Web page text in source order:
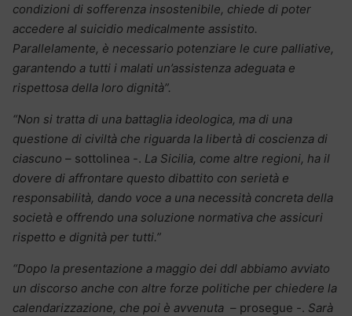
condizioni di sofferenza insostenibile, chiede di poter
accedere al suicidio medicalmente assistito.
Parallelamente, è necessario potenziare le cure palliative,
garantendo a tutti i malati un’assistenza adeguata e
rispettosa della loro dignità”.
“Non si tratta di una battaglia ideologica, ma di una
questione di civiltà che riguarda la libertà di coscienza di
ciascuno – sottolinea -. La Sicilia, come altre regioni, ha il
dovere di affrontare questo dibattito con serietà e
responsabilità, dando voce a una necessità concreta della
società e offrendo una soluzione normativa che assicuri
rispetto e dignità per tutti.”
“Dopo la presentazione a maggio dei ddl abbiamo avviato
un discorso anche con altre forze politiche per chiedere la
calendarizzazione, che poi è avvenuta – prosegue -. Sarà